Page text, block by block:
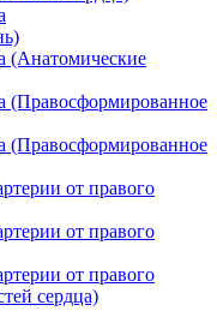
(Анатомические
(Правосформированное
(Правосформированное
от правого
от правого
от правого
сердца)